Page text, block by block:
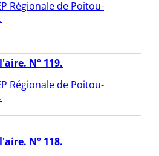
Régionale de Poitou-
N° 119.
Régionale de Poitou-
N° 118.